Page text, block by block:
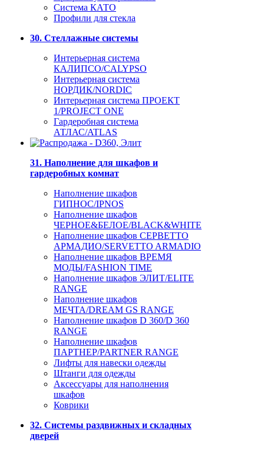
Система КАТО
Профили для стекла
30. Стеллажные системы
Интерьерная система
КАЛИПСО/CALYPSO
Интерьерная система
НОРДИК/NORDIC
Интерьерная система ПРОЕКТ
1/PROJECT ONE
Гардеробная система
АТЛАС/ATLAS
31. Наполнение для шкафов и
гардеробных комнат
Наполнение шкафов
ГИПНОС/IPNOS
Наполнение шкафов
ЧЕРНОЕ&БЕЛОЕ/BLACK&WHITE
Наполнение шкафов СЕРВЕТТО
АРМАДИО/SERVETTO ARMADIO
Наполнение шкафов ВРЕМЯ
МОДЫ/FASHION TIME
Наполнение шкафов ЭЛИТ/ELITE
RANGE
Наполнение шкафов
МЕЧТА/DREAM GS RANGE
Наполнение шкафов D 360/D 360
RANGE
Наполнение шкафов
ПАРТНЕР/PARTNER RANGE
Лифты для навески одежды
Штанги для одежды
Аксессуары для наполнения
шкафов
Коврики
32. Системы раздвижных и складных
дверей